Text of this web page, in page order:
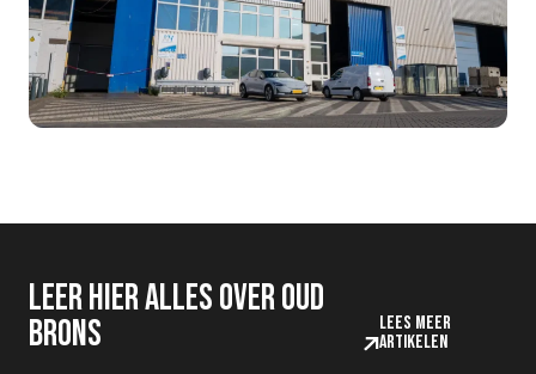
Leer hier alles over oud
brons
Lees meer
artikelen